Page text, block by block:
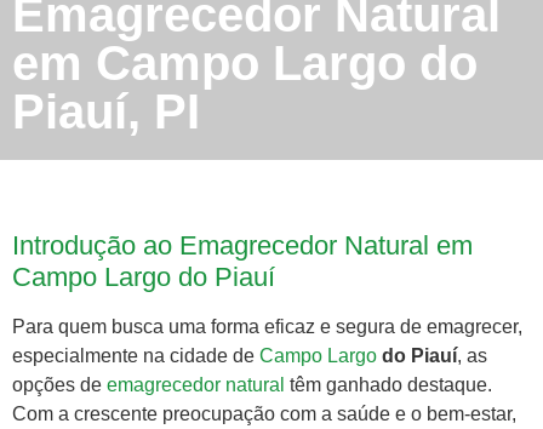
Emagrecedor Natural
em Campo Largo do
Piauí, PI
Introdução ao Emagrecedor Natural em
Campo Largo do Piauí
Para quem busca uma forma eficaz e segura de emagrecer,
especialmente na cidade de Campo Largo do Piauí, as
opções de emagrecedor natural têm ganhado destaque.
Com a crescente preocupação com a saúde e o bem-estar,